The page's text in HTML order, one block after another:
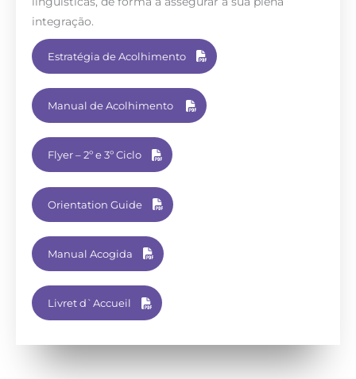
integração.
Estratégia de Acolhimento
Manual de Acolhimento
Flyer – 2º e 3º Ciclo
Orientation Guide
Manual Acogida
Livret d`Accueil